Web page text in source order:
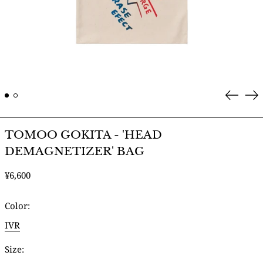
Prev
TOMOO GOKITA - 'HEAD
DEMAGNETIZER' BAG
通
価
格
¥6,600
Color:
IVR
Size: